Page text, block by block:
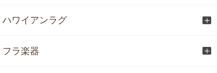
ハワイアンラグ
フラ楽器